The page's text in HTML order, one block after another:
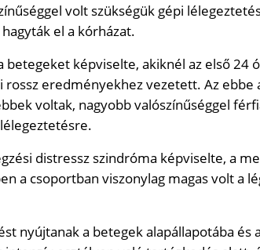
volt szükségük gépi
el a kórházat.
betegeket képviselte, akiknél az első 24
eredményekhez vezetett. Az ebbe
voltak, nagyobb valószínűséggel
distressz szindróma képviselte, a
a csoportban viszonylag magas volt a
nyújtanak a betegek alapállapotába és